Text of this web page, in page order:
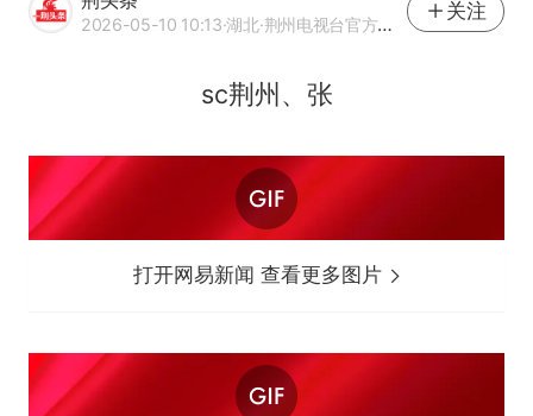
2026-05-10 10:13·湖北·荆州电视台官方网易号
关注
sc荆州、张
打开网易新闻 查看更多图片